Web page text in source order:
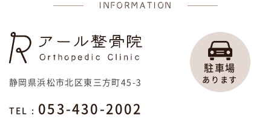
INFORMATION
静岡県浜松市北区東三方町45-3
TEL : 053-430-2002
駐車場
あります